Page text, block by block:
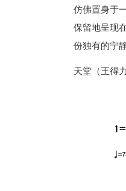
仿佛置身于
保留地呈现
份独有的宁
天堂（王得